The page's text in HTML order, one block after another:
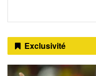
Exclusivité